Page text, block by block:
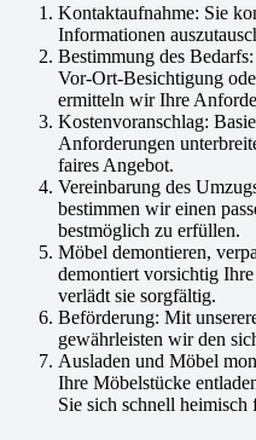
Kontaktaufnahme: Sie
Informationen
Bestimmung des
Vor-Ort-Besichtigung
ermitteln wir Ihre
Kostenvoranschlag:
Anforderungen
faires Angebot.
Vereinbarung des
bestimmen wir einen
bestmöglich zu erfüllen.
Möbel demontieren,
demontiert vorsichtig
verlädt sie sorgfältig.
Beförderung: Mit
gewährleisten wir den
Ausladen und Möbel
Ihre Möbelstücke
Sie sich schnell heimisch